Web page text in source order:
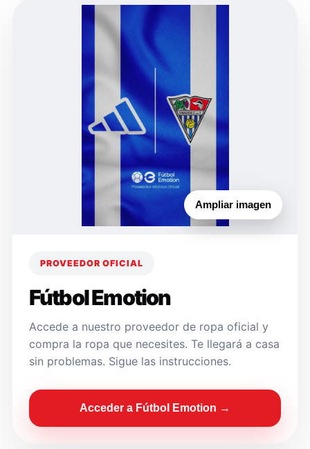
Ampliar imagen
PROVEEDOR OFICIAL
Fútbol Emotion
Accede a nuestro proveedor de ropa oficial y
compra la ropa que necesites. Te llegará a casa
sin problemas. Sigue las instrucciones.
Acceder a Fútbol Emotion →